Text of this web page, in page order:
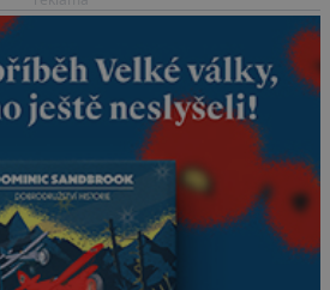
nejde pouze o infekce
parazitickou houbou a že
predátor dokáže ovládat jen
vývojově nesrovnatelně
jednodušší živočichy, než je
člověk. Najít skutečné
zombie není nic nemožného
ani v naší přírodě.